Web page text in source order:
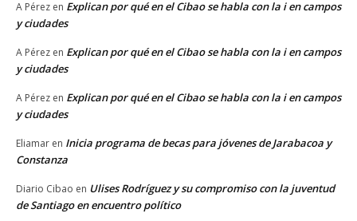
A Pérez en Explican por qué en el Cibao se habla con la i en campos
y ciudades
A Pérez en Explican por qué en el Cibao se habla con la i en campos
y ciudades
A Pérez en Explican por qué en el Cibao se habla con la i en campos
y ciudades
Eliamar en Inicia programa de becas para jóvenes de Jarabacoa y
Constanza
Diario Cibao en Ulises Rodríguez y su compromiso con la juventud
de Santiago en encuentro político